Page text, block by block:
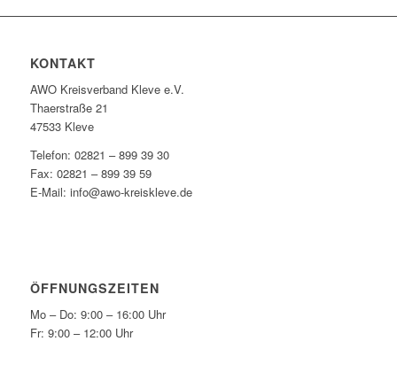
KONTAKT
AWO Kreisverband Kleve e.V.
Thaerstraße 21
47533 Kleve
Telefon: 02821 – 899 39 30
Fax: 02821 – 899 39 59
E-Mail: info@awo-kreiskleve.de
ÖFFNUNGSZEITEN
Mo – Do: 9:00 – 16:00 Uhr
Fr: 9:00 – 12:00 Uhr